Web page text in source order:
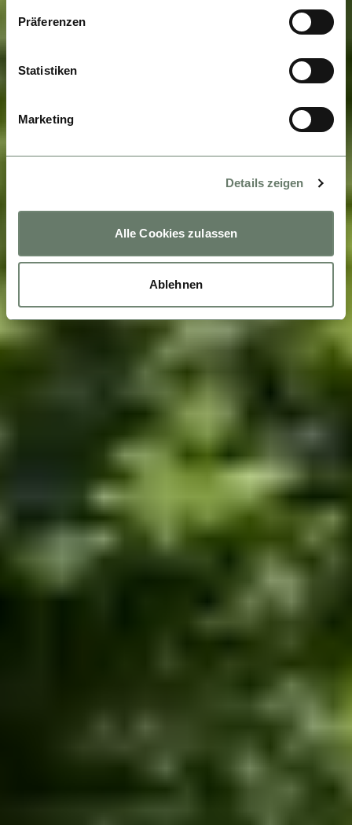
Präferenzen
Statistiken
Marketing
Details zeigen
Alle Cookies zulassen
Ablehnen